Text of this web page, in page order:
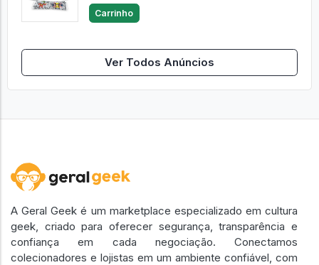
Carrinho
Ver Todos Anúncios
A Geral Geek é um marketplace especializado em cultura
geek, criado para oferecer segurança, transparência e
confiança em cada negociação. Conectamos
colecionadores e lojistas em um ambiente confiável, com